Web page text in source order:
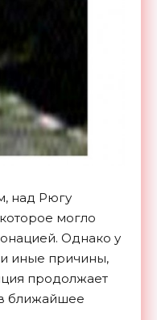
над Рюгу
могло
Однако у
и иные причины,
продолжает
ближайшее